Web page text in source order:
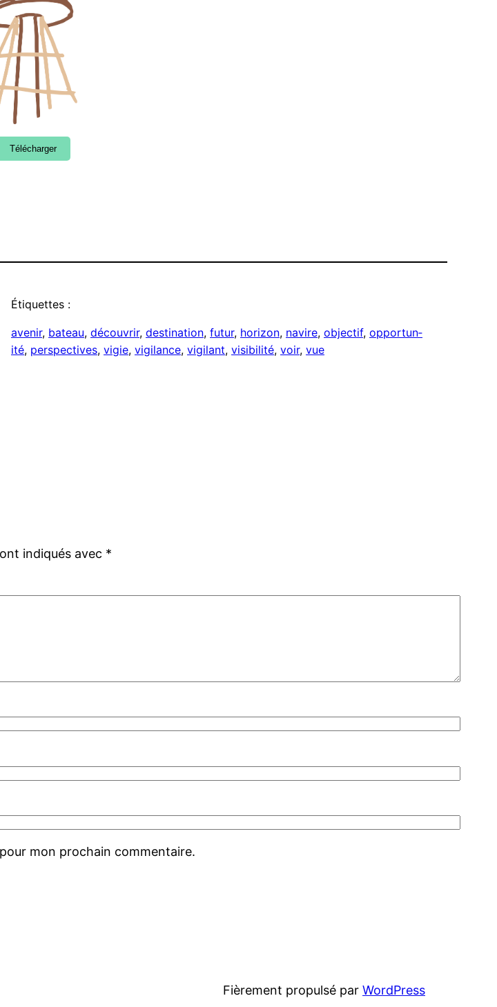
Télécharger
Étiquettes :
avenir, bateau, découvrir, destination, futur, horizon, navire, objectif, opportun­
ité, perspectives, vigie, vigilance, vigilant, visibilité, voir, vue
indiqués avec *
mon prochain commentaire.
Fièrement propulsé par WordPress